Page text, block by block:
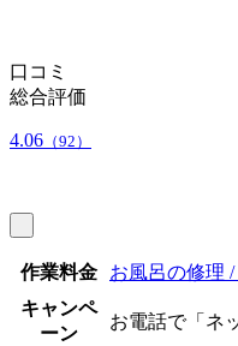
口コミ
総合評価
4.06 （92）
作業料金
お風呂の修理 /
キャンペ
ーン
お電話で「ネ